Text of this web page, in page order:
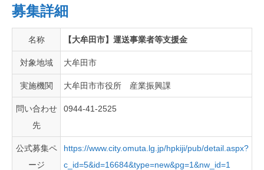
募集詳細
名称 【大牟田市】運送事業者等支援金
対象地域 大牟田市
実施機関 大牟田市市役所 産業振興課
問い合わせ
先
0944-41-2525
公式募集ペ
ージ
https://www.city.omuta.lg.jp/hpkiji/pub/detail.aspx?
c_id=5&id=16684&type=new&pg=1&nw_id=1